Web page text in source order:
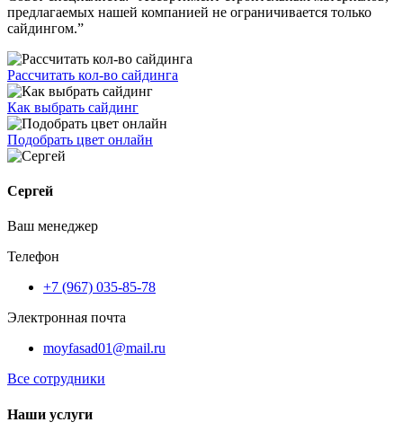
предлагаемых нашей компанией не ограничивается только
сайдингом.”
Рассчитать кол-во сайдинга
Как выбрать сайдинг
Подобрать цвет онлайн
Сергей
Ваш менеджер
Телефон
+7 (967) 035-85-78
Электронная почта
moyfasad01@mail.ru
Все сотрудники
Наши услуги